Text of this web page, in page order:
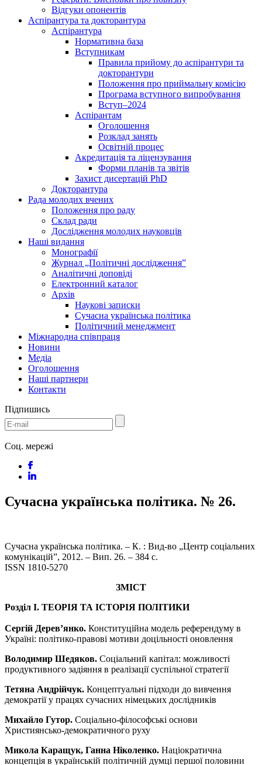
Відгуки опонентів
Аспірантура та докторантура
Аспірантура
Нормативна база
Вступникам
Правила прийому до аспірантури та
докторантури
Положення про приймальну комісію
Програма вступного випробування
Вступ–2024
Аспірантам
Оголошення
Розклад занять
Освітній процес
Акредитація та ліцензування
Форми планів та звітів
Захист дисертацій PhD
Докторантура
Рада молодих вчених
Положення про раду
Склад ради
Дослідження молодих науковців
Наші видання
Монографії
Журнал „Політичні дослідження”
Аналітичні доповіді
Електронний каталог
Архів
Наукові записки
Сучасна українська політика
Політичний менеджмент
Міжнародна співпраця
Новини
Медіa
Оголошення
Наші партнери
Контакти
Підпишись
Соц. мережі
Сучасна українська політика. № 26.
Сучасна українська політика. – К. : Вид-во „Центр соціальних
комунікацій”, 2012. – Вип. 26. – 384 с.
ISSN 1810-5270
ЗМІСТ
Розділ І. ТЕОРІЯ ТА ІСТОРІЯ ПОЛІТИКИ
Сергій Дерев’янко. Конституційна модель референдуму в
Україні: політико-правові мотиви доцільності оновлення
Володимир Шедяков. Соціальний капітал: можливості
продуктивного задіяння в реалізації суспільної стратегії
Тетяна Андрійчук. Концептуальні підходи до вивчення
демократії у працях сучасних німецьких дослідників
Михайло Гутор. Соціально-філософські основи
Християнсько-демократичного руху
Микола Каращук, Ганна Ніколенко. Націократична
концепція в українській політичній думці першої половини